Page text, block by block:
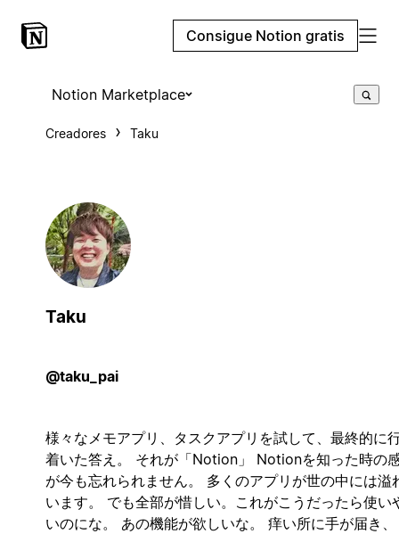
Consigue Notion gratis
Notion Marketplace
Creadores Taku
Taku
@taku_pai
様々なメモアプリ、タスクアプリを試して、最終的に
着いた答え。 それが「Notion」 Notionを知った時の
が今も忘れられません。 多くのアプリが世の中には溢
います。 でも全部が惜しい。これがこうだったら使い
いのにな。 あの機能が欲しいな。 痒い所に手が届き